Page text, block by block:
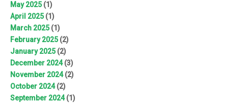
May 2025(1)
April 2025(1)
March 2025(1)
February 2025(2)
January 2025(2)
December 2024(3)
November 2024(2)
October 2024(2)
September 2024(1)